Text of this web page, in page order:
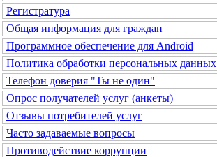
Регистратура
Общая информация для граждан
Программное обеспечение для Android
Политика обработки персональных данных
Телефон доверия "Ты не один"
Опрос получателей услуг (анкеты)
Отзывы потребителей услуг
Часто задаваемые вопросы
Противодействие коррупции